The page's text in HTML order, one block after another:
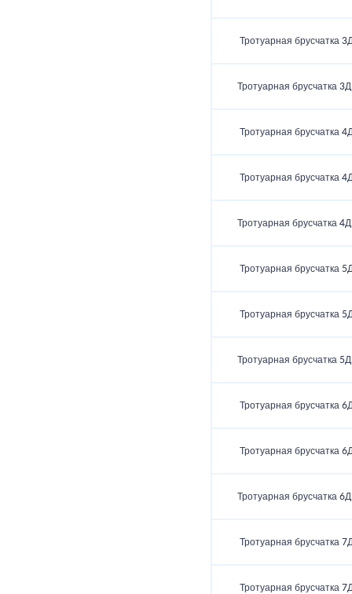
Тротуарная брусчатка
Тротуарная брусчатка
Тротуарная брусчатка
Тротуарная брусчатка
Тротуарная брусчатка
Тротуарная брусчатка
Тротуарная брусчатка
Тротуарная брусчатка
Тротуарная брусчатка
Тротуарная брусчатка
Тротуарная брусчатка
Тротуарная брусчатка
Тротуарная брусчатка